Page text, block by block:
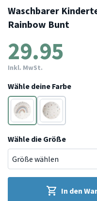
Waschbarer
Rainbow Bunt
29.95
Inkl. MwSt.
Wähle deine Farbe
Bunt
Bunt
Wähle die Größe
In den